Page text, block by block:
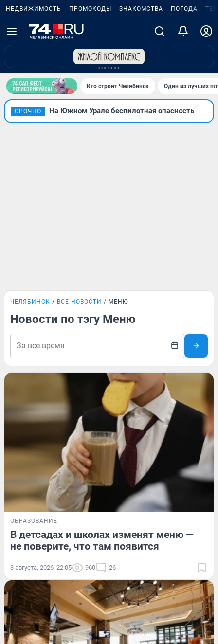
НЕДВИЖИМОСТЬ ПРОМОКОДЫ ЗНАКОМСТВА ПОГОДА
Кто строит Челябинск Один из лучших
СРОЧНО На Южном Урале беспилотная опасность
ЧЕЛЯБИНСК ВСЕ НОВОСТИ МЕНЮ
Новости по тэгу Меню
ОБРАЗОВАНИЕ
В детсадах и школах изменят меню —
не поверите, что там появится
3 августа, 2026, 22:05 960 26